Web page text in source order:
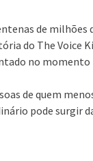
de milhões
do The Voice
no
de quem
pode surgir